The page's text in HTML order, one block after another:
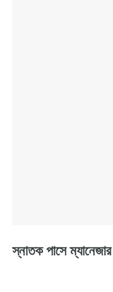
স্নাতক পাসে ম্যানেজার